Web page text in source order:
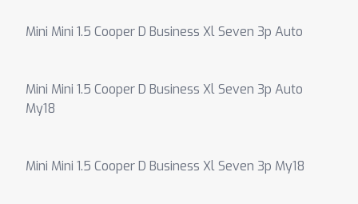
Mini Mini 1.5 Cooper D Business Xl Seven 3p Auto
Mini Mini 1.5 Cooper D Business Xl Seven 3p Auto
My18
Mini Mini 1.5 Cooper D Business Xl Seven 3p My18